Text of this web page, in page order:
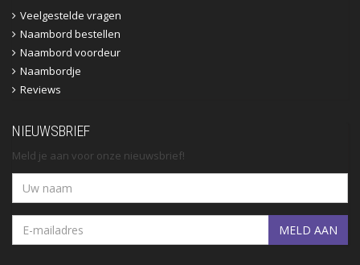
Veelgestelde vragen
Naambord bestellen
Naambord voordeur
Naambordje
Reviews
NIEUWSBRIEF
Meld je aan voor onze nieuwsbrief!
MELD AAN